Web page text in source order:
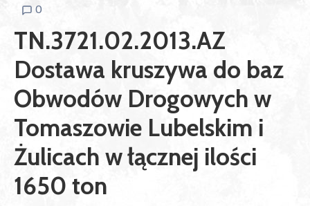
0
TN.3721.02.2013.AZ
Dostawa kruszywa do baz
Obwodów Drogowych w
Tomaszowie Lubelskim i
Żulicach w łącznej ilości
1650 ton